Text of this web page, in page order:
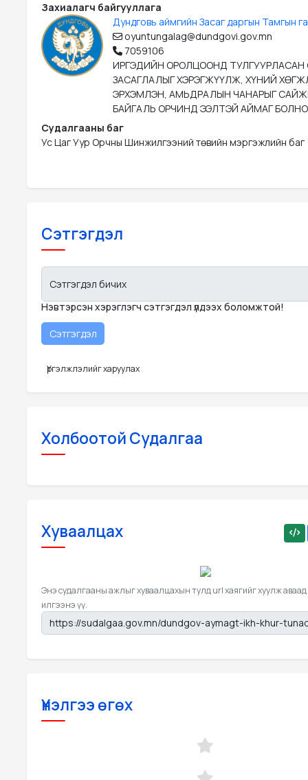
Захиалагч байгууллага
Дундговь аймгийн Засаг даргын Тамгын
oyuntungalag@dundgovi.gov.mn
7059106
ИРГЭДИЙН ОРОЛЦООНД ТУЛГУУРЛАСАН
ЗАСАГЛАЛЫГ ХЭРЭГЖҮҮЛЖ, ХҮНИЙ
ЭРХЭМЛЭН, АМЬДРАЛЫН ЧАНАРЫГ
БАЙГАЛЬ ОРЧИНД ЭЭЛТЭЙ АЙМАГ
Судалгааны баг
Ус Цаг Уур Орчны Шинжилгээний төвийн мэргэжлийн баг
Сэтгэгдэл
Сэтгэгдэл бичих
Нэвтэрсэн хэрэглэгч сэтгэгдэл үлдээх боломжтой!
Үргэлжлэлийг харуулах
Холбоотой Судалгаа
Хуваалцах
Энэ судалгааны ажлыг хуваалцахын тулд url хаягийг хуулж аваад
илгээнэ үү.
Үнэлгээ өгөх